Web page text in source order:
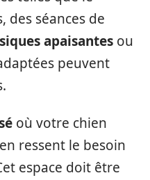
des séances de
apaisantes ou
peuvent
où votre chien
ressent le besoin
espace doit être